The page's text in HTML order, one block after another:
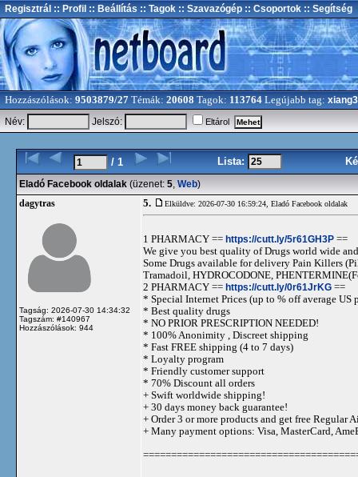
Regisztrál :: Profil :: Beállítás :: Tagok :: Szavazógép :: Csoportok :: Segítség
Hozzászólások: 9503879/27 Témák: 20608 Tagok: 113764 Legújabb tag:
Név:
Jelszó: Eltárol
/ 1 Lista:
Eladó Facebook oldalak (üzenet: 5, Web)
dagytras
Tagság: 2026-07-30 14:34:32
Tagszám: #140967
Hozzászólások: 944
5. Elküldve: 2026-07-30 16:59:24, Eladó Facebook oldalak
1 PHARMACY == https://cutt.ly/5r61GH3P ==
We give you best quality of Drugs world wide
Some Drugs available for delivery Pain Killers
Tramadoil, HYDROCODONE,
2 PHARMACY == https://cutt.ly/0r61JrKG ==
* Special Internet Prices (up to % off average US
* Best quality drugs
* NO PRIOR PRESCRIPTION NEEDED!
* 100% Anonimity , Discreet shipping
* Fast FREE shipping (4 to 7 days)
* Loyalty program
* Friendly customer support
* 70% Discount all orders
+ Swift worldwide shipping!
+ 30 days money back guarantee!
+ Order 3 or more products and get free Regular
+ Many payment options: Visa, MasterCard,